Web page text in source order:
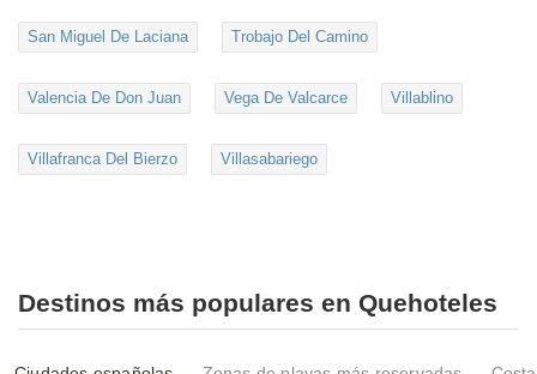
San Miguel De Laciana Trobajo Del Camino
Valencia De Don Juan Vega De Valcarce Villablino
Villafranca Del Bierzo Villasabariego
Destinos más populares en Quehoteles